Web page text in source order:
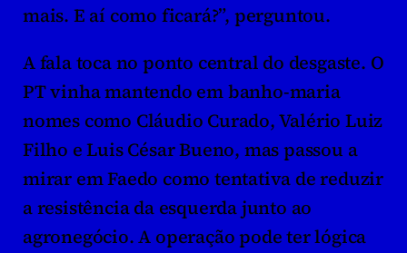
mais. E aí como ficará?”, perguntou.
A fala toca no ponto central do desgaste. O
PT vinha mantendo em banho-maria
nomes como Cláudio Curado, Valério Luiz
Filho e Luis César Bueno, mas passou a
mirar em Faedo como tentativa de reduzir
a resistência da esquerda junto ao
agronegócio. A operação pode ter lógica